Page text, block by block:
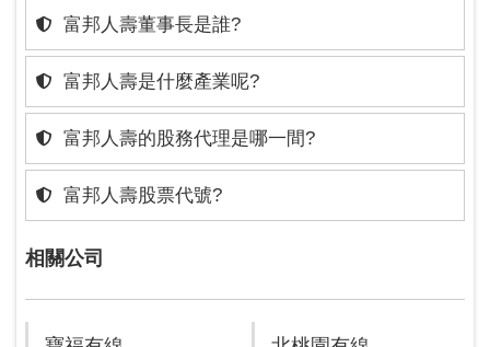
富邦人壽董事長是誰?
富邦人壽是什麼產業呢?
富邦人壽的股務代理是哪一間?
富邦人壽股票代號?
相關公司